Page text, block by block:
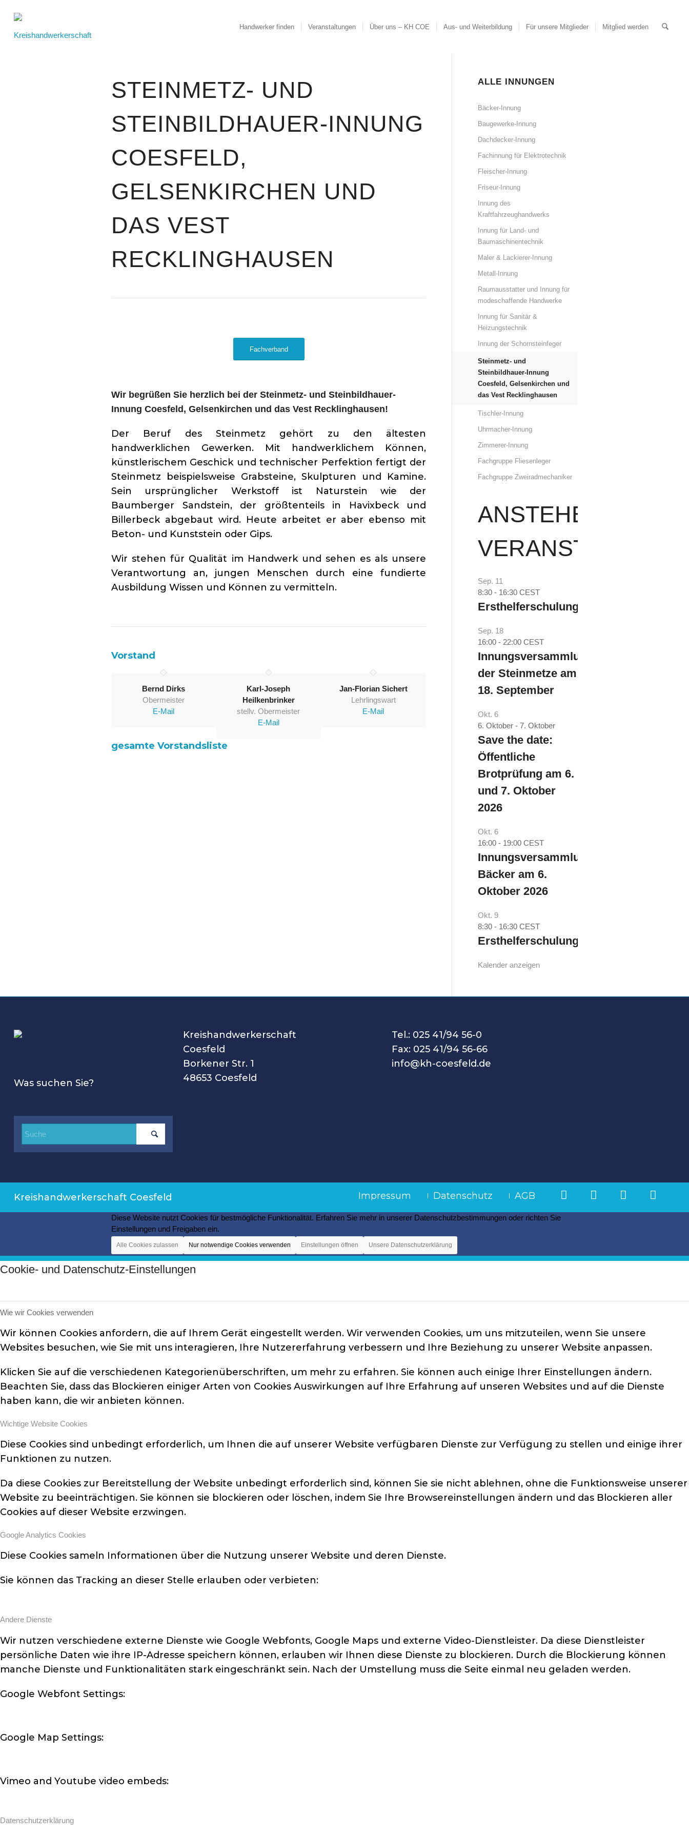
Handwerker finden Veranstaltungen Über uns – KH COE Aus- und Weiterbildung Für unsere Mitglieder Mitglied werden
STEINMETZ- UND
STEINBILDHAUER-INNUNG
COESFELD,
GELSENKIRCHEN UND
DAS VEST
RECKLINGHAUSEN
Fachverband
Wir begrüßen Sie herzlich bei der Steinmetz- und Steinbildhauer-
Innung Coesfeld, Gelsenkirchen und das Vest Recklinghausen!
Der Beruf des Steinmetz gehört zu den ältesten
handwerklichen Gewerken. Mit handwerklichem Können,
künstlerischem Geschick und technischer Perfektion fertigt der
Steinmetz beispielsweise Grabsteine, Skulpturen und Kamine.
Sein ursprünglicher Werkstoff ist Naturstein wie der
Baumberger Sandstein, der größtenteils in Havixbeck und
Billerbeck abgebaut wird. Heute arbeitet er aber ebenso mit
Beton- und Kunststein oder Gips.
Wir stehen für Qualität im Handwerk und sehen es als unsere
Verantwortung an, jungen Menschen durch eine fundierte
Ausbildung Wissen und Können zu vermitteln.
Vorstand
Bernd Dirks
Obermeister
E-Mail
Karl-Joseph
Heilkenbrinker
stellv. Obermeister
E-Mail
Jan-Florian Sichert
Lehrlingswart
E-Mail
gesamte Vorstandsliste
ALLE INNUNGEN
Bäcker-Innung
Baugewerke-Innung
Dachdecker-Innung
Fachinnung für Elektrotechnik
Fleischer-Innung
Friseur-Innung
Innung des
Kraftfahrzeughandwerks
Innung für Land- und
Baumaschinentechnik
Maler & Lackierer-Innung
Metall-Innung
Raumausstatter und Innung für
modeschaffende Handwerke
Innung für Sanitär &
Heizungstechnik
Innung der Schornsteinfeger
Steinmetz- und
Steinbildhauer-Innung
Coesfeld, Gelsenkirchen und
das Vest Recklinghausen
Tischler-Innung
Uhrmacher-Innung
Zimmerer-Innung
Fachgruppe Fliesenleger
Fachgruppe Zweiradmechaniker
ANSTEHENDE
Sep. 11
8:30 - 16:30 CEST
Ersthelferschulung
Sep. 18
16:00 - 22:00 CEST
Innungsversammlung
der Steinmetze am
18. September
Okt.6
6. Oktober -7. Oktober
Save the date:
Öffentliche
Brotprüfung am 6.
und 7. Oktober
2026
Okt.6
16:00 - 19:00 CEST
Innungsversammlung
Bäcker am 6.
Oktober 2026
Okt.9
8:30 - 16:30 CEST
Ersthelferschulung
Kalender anzeigen
Was suchen Sie?
Kreishandwerkerschaft
Coesfeld
Borkener Str. 1
48653 Coesfeld
Tel.: 025 41/94 56-0
Fax: 025 41/94 56-66
info@kh-coesfeld.de
Kreishandwerkerschaft Coesfeld Impressum Datenschutz AGB
Diese Website nutzt Cookies für bestmögliche Funktionalität. Erfahren Sie mehr in unserer Datenschutzbestimmungen oder richten Sie
Einstellungen und Freigaben ein.
Alle Cookies zulassen Nur notwendige Cookies verwenden Einstellungen öffnen Unsere Datenschutzerklärung
Cookie- und Datenschutz-Einstellungen
Wie wir Cookies verwenden
Wir können Cookies anfordern, die auf Ihrem Gerät eingestellt werden. Wir verwenden Cookies, um uns mitzuteilen, wenn Sie unsere
Websites besuchen, wie Sie mit uns interagieren, Ihre Nutzererfahrung verbessern und Ihre Beziehung zu unserer Website anpassen.
Klicken Sie auf die verschiedenen Kategorienüberschriften, um mehr zu erfahren. Sie können auch einige Ihrer Einstellungen ändern.
Beachten Sie, dass das Blockieren einiger Arten von Cookies Auswirkungen auf Ihre Erfahrung auf unseren Websites und auf die Dienste
haben kann, die wir anbieten können.
Wichtige Website Cookies
Diese Cookies sind unbedingt erforderlich, um Ihnen die auf unserer Website verfügbaren Dienste zur Verfügung zu stellen und einige ihrer
Funktionen zu nutzen.
Da diese Cookies zur Bereitstellung der Website unbedingt erforderlich sind, können Sie sie nicht ablehnen, ohne die Funktionsweise unserer
Website zu beeinträchtigen. Sie können sie blockieren oder löschen, indem Sie Ihre Browsereinstellungen ändern und das Blockieren aller
Cookies auf dieser Website erzwingen.
Google Analytics Cookies
Diese Cookies sameln Informationen über die Nutzung unserer Website und deren Dienste.
Sie können das Tracking an dieser Stelle erlauben oder verbieten:
Andere Dienste
Wir nutzen verschiedene externe Dienste wie Google Webfonts, Google Maps und externe Video-Dienstleister. Da diese Dienstleister
persönliche Daten wie ihre IP-Adresse speichern können, erlauben wir Ihnen diese Dienste zu blockieren. Durch die Blockierung können
manche Dienste und Funktionalitäten stark eingeschränkt sein. Nach der Umstellung muss die Seite einmal neu geladen werden.
Google Webfont Settings:
Google Map Settings:
Vimeo and Youtube video embeds:
Datenschutzerklärung